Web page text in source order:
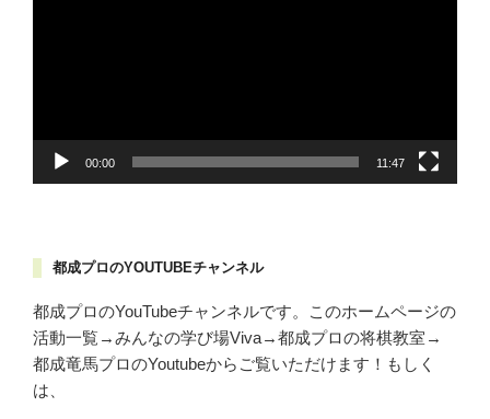
00:00 11:47
都成プロのYOUTUBEチャンネル
都成プロのYouTubeチャンネルです。このホームページの
活動一覧→みんなの学び場Viva→都成プロの将棋教室→
都成竜馬プロのYoutubeからご覧いただけます！もしく
は、